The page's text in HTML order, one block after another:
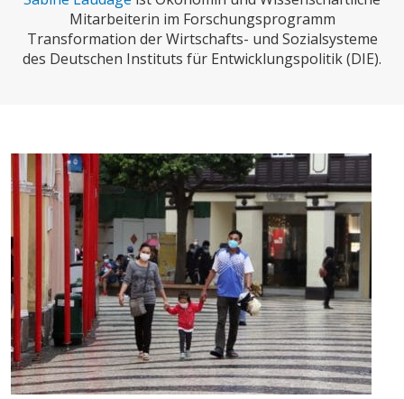
SUCHE
ABO/LOGIN
ECONOMISTS FOR FUTURE
DEUTSCHLAND
Mitarbeiterin im Forschungsprogramm
Transformation der Wirtschafts- und Sozialsysteme
des Deutschen Instituts für Entwicklungspolitik (DIE).